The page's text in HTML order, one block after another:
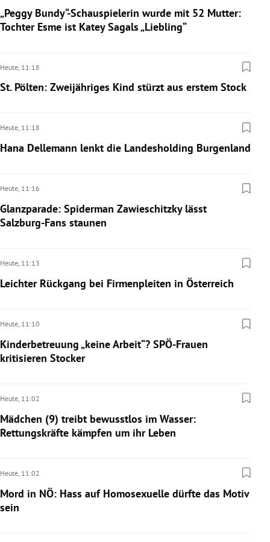
„Peggy Bundy“-Schauspielerin wurde mit 52 Mutter:
Tochter Esme ist Katey Sagals „Liebling“
Heute, 11:18
St. Pölten: Zweijähriges Kind stürzt aus erstem Stock
Heute, 11:18
Hana Dellemann lenkt die Landesholding Burgenland
Heute, 11:16
Glanzparade: Spiderman Zawieschitzky lässt
Salzburg-Fans staunen
Heute, 11:13
Leichter Rückgang bei Firmenpleiten in Österreich
Heute, 11:10
Kinderbetreuung „keine Arbeit“? SPÖ-Frauen
kritisieren Stocker
Heute, 11:02
Mädchen (9) treibt bewusstlos im Wasser:
Rettungskräfte kämpfen um ihr Leben
Heute, 11:02
Mord in NÖ: Hass auf Homosexuelle dürfte das Motiv
sein